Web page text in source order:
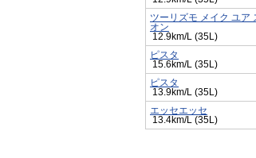
ツーリズモ メイク ユア
オン
12.9km/L (35L)
ピスタ
15.6km/L (35L)
ピスタ
13.9km/L (35L)
エッセエッセ
13.4km/L (35L)